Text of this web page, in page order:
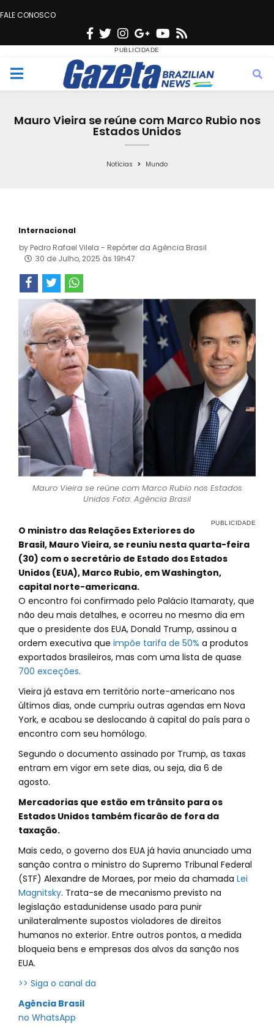
FALE CONOSCO
F
c
e
o
T
w
i
t
e
n
s
t
g
r
a
G
o
o
g
e
Y
u
t
b
s
M
Mauro Vieira se reúne com Marco Rubio nos
Estados Unidos
Notícias Mundo
Internacional
by Pedro Rafael Vilela - Repórter da Agência Brasil
30 de Julho, 2025 às 19h47
Mauro Vieira se reúne com Marco Rubio nos Estados
Unidos Foto: Agência Brasil
O ministro das Relações Exteriores do
Brasil, Mauro Vieira, se reuniu nesta quarta-feira
(30) com o secretário de Estado dos Estados
Unidos (EUA), Marco Rubio, em Washington,
capital norte-americana.
O encontro foi confirmado pelo Palácio Itamaraty, que
não deu mais detalhes, e ocorreu no mesmo dia em
que o presidente dos EUA, Donald Trump, assinou a
ordem executiva que impõe tarifa de 50% a produtos
exportados brasileiros, mas com uma lista de quase
700 exceções.
Vieira já estava em território norte-americano nos
últimos dias, onde cumpriu outras agendas em Nova
York, e acabou se deslocando à capital do país para o
encontro com seu homólogo.
Segundo o documento assinado por Trump, as taxas
entram em vigor em sete dias, ou seja, dia 6 de
agosto.
Mercadorias que estão em trânsito para os
Estados Unidos também ficarão de fora da
taxação.
Mais cedo, o governo dos EUA já havia anunciado uma
sanção contra o ministro do Supremo Tribunal Federal
(STF) Alexandre de Moraes, por meio da chamada Lei
Magnitsky. Trata-se de mecanismo previsto na
legislação estadunidense usado para punir
unilateralmente supostos violadores de direitos
humanos no exterior. Entre outros pontos, a medida
bloqueia bens e empresas dos alvos da sanção nos
EUA.
>> Siga o canal da
Agência Brasil
no WhatsApp